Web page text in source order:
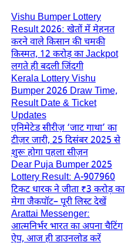
Vishu Bumper Lottery
Result 2026: खेतों में मेहनत
करने वाले किसान की चमकी
किस्मत, 12 करोड़ का Jackpot
लगते ही बदली जिंदगी
Kerala Lottery Vishu
Bumper 2026 Draw Time,
Result Date & Ticket
Updates
एनिमेटेड सीरीज़ ‘जाट गाथा’ का
टीज़र जारी, 25 दिसंबर 2025 से
शुरू होगा पहला सीज़न
Dear Puja Bumper 2025
Lottery Result: A-907960
टिकट धारक ने जीता ₹3 करोड़ का
मेगा जैकपॉट– पूरी लिस्ट देखें
Arattai Messenger:
आत्मनिर्भर भारत का अपना चैटिंग
ऐप, आज ही डाउनलोड करें